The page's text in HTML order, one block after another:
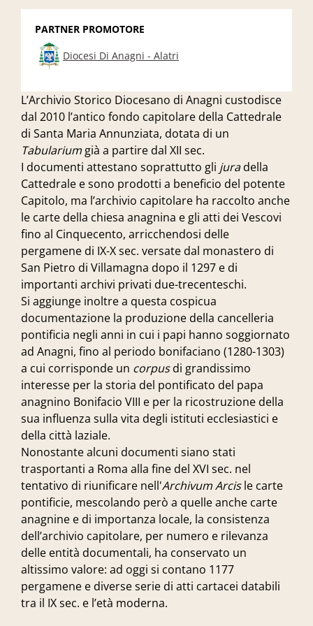
L’Archivio Storico Diocesano di Anagni custodisce
dal 2010 l’antico fondo capitolare della Cattedrale
di Santa Maria Annunziata, dotata di un
Tabularium già a partire dal XII sec.
I documenti attestano soprattutto gli juradella
Cattedrale e sono prodotti a beneficio del potente
Capitolo, ma l’archivio capitolare ha raccolto anche
le carte della chiesa anagnina e gli atti dei Vescovi
fino al Cinquecento, arricchendosi delle
pergamene di IX-X sec. versate dal monastero di
San Pietro di Villamagna dopo il 1297 e di
importanti archivi privati due-trecenteschi.
Si aggiunge inoltre a questa cospicua
documentazione la produzione della cancelleria
pontificia negli anni in cui i papi hanno soggiornato
ad Anagni, fino al periodo bonifaciano (1280-1303)
a cui corrisponde un corpusdi grandissimo
interesse per la storia del pontificato del papa
anagnino Bonifacio VIII e per la ricostruzione della
sua influenza sulla vita degli istituti ecclesiastici e
della città laziale.
Nonostante alcuni documenti siano stati
trasportanti a Roma alla fine del XVI sec. nel
tentativo di riunificare nell'Archivum Arcisle carte
pontificie, mescolando però a quelle anche carte
anagnine e di importanza locale, la consistenza
dell’archivio capitolare, per numero e rilevanza
delle entità documentali, ha conservato un
altissimo valore: ad oggi si contano 1177
pergamene e diverse serie di atti cartacei databili
tra il IX sec. e l’età moderna.
PARTNER PROMOTORE
Diocesi Di Anagni - Alatri